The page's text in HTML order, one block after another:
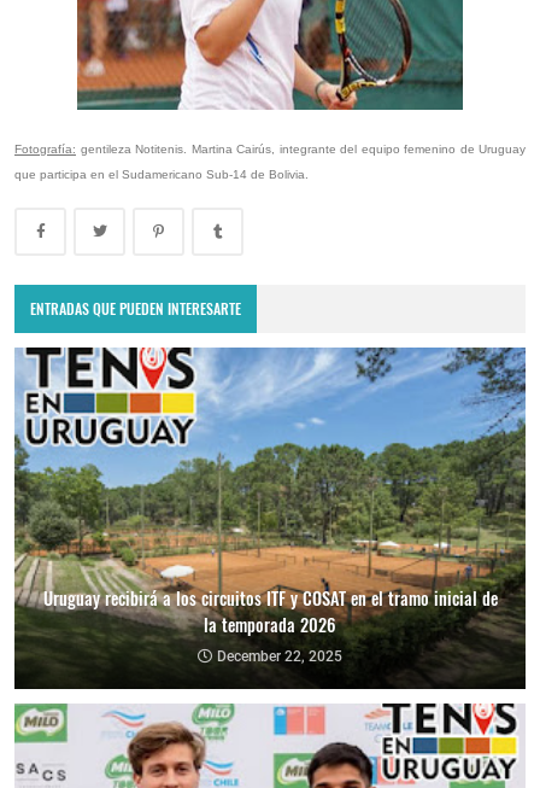
Fotografía: gentileza Notitenis. Martina Cairús, integrante del equipo femenino de Uruguay
que participa en el Sudamericano Sub-14 de Bolivia.
ENTRADAS QUE PUEDEN INTERESARTE
Uruguay recibirá a los circuitos ITF y COSAT en el tramo inicial de
la temporada 2026
December 22, 2025